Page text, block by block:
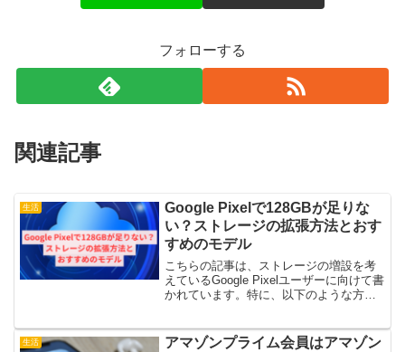
フォローする
関連記事
生活
Google Pixelで128GBが足りな
い？ストレージの拡張方法とおす
すめのモデル
こちらの記事は、ストレージの増設を考
えているGoogle Pixelユーザーに向けて書
かれています。特に、以下のような方々
を防ぎたい方 128GBモデル...
生活
アマゾンプライム会員はアマゾン